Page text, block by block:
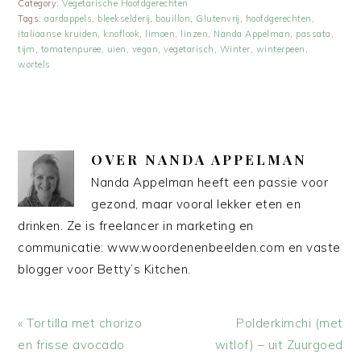
Category:Vegetarische Hoofdgerechten
Tags:aardappels, bleekselderij, bouillon, Glutenvrij , hoofdgerechten ,
italiaanse kruiden, knoflook, limoen, linzen, Nanda Appelman, passata ,
tijm , tomatenpuree, uien , vegan,vegetarisch , Winter, winterpeen ,
wortels
OVER NANDA APPELMAN
Nanda Appelman heeft een passie voor
gezond, maar vooral lekker eten en
drinken. Ze is freelancer in marketing en
communicatie: www.woordenenbeelden.com en vaste
blogger voor Betty’s Kitchen.
Vorig
bericht:
« Tortilla met chorizo
en frisse avocado
Volgend
bericht:
Polderkimchi (met
witlof) – uit Zuurgoed